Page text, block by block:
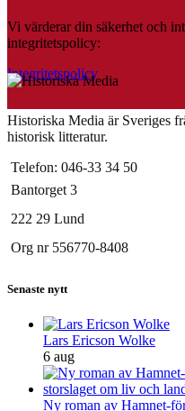
Vi värderar din säkerhet och
integritetspolicy:
Integritetspolicy
Historiska Media är Sveriges
historisk litteratur.
Telefon: 046-33 34 50
Bantorget 3
222 29 Lund
Org nr 556770-8408
Senaste nytt
Lars Ericson Wolke
6 aug
Ny roman av Hamnet-